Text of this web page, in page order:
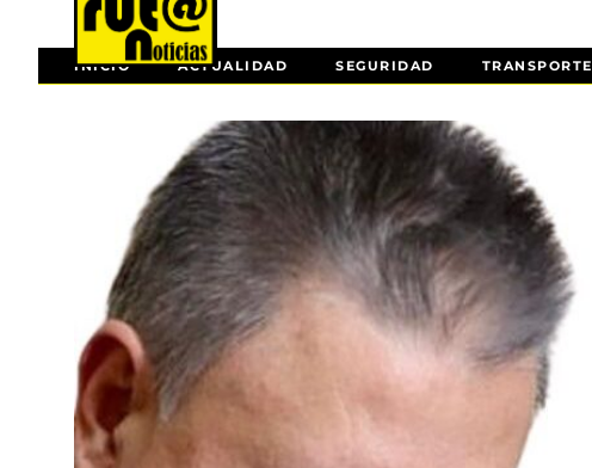
INICIO ACTUALIDAD SEGURIDAD TRANSPORTE